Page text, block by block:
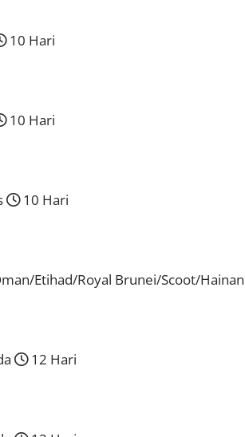
10 Hari
10 Hari
10 Hari
Etihad/Royal Brunei/Scoot/Hainan
12 Hari